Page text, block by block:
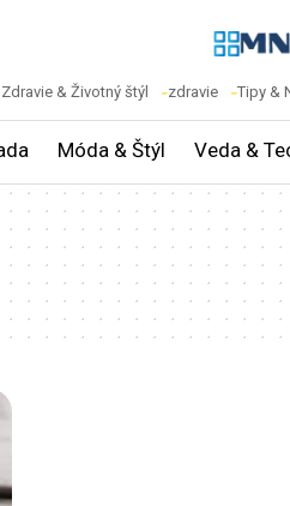
Zdravie & Životný štýl zdravie Tipy &
Móda & Štýl Veda &